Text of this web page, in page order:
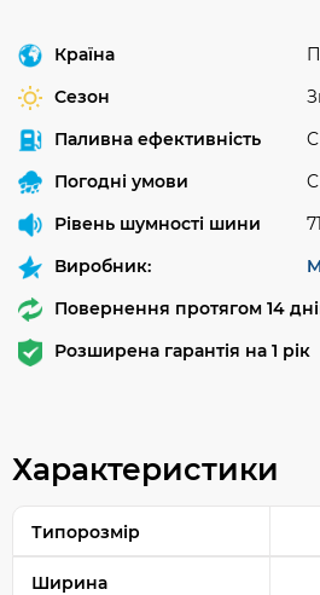
Країна
Сезон
Паливна ефективність
C
Погодні умови
C
Рівень шумності шини
Виробник:
Повернення протягом 14
Розширена гарантія на 1 рік
Характеристики
Типорозмір
Ширина